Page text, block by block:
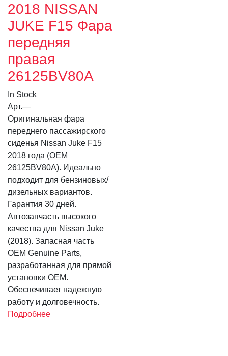
2018 NISSAN
JUKE F15 Фара
передняя
правая
26125BV80A
In Stock
Арт.—
Оригинальная фара
переднего пассажирского
сиденья Nissan Juke F15
2018 года (OEM
26125BV80A). Идеально
подходит для бензиновых/
дизельных вариантов.
Гарантия 30 дней.
Автозапчасть высокого
качества для Nissan Juke
(2018). Запасная часть
OEM Genuine Parts,
разработанная для прямой
установки OEM.
Обеспечивает надежную
работу и долговечность.
Подробнее